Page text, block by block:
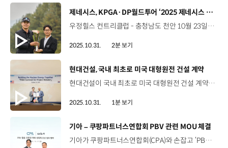
[동영상]
제네시스, KPGA·DP월드투어 ‘2025 제네시스 챔피언십’ 성료
우정힐스 컨트리클럽 - 충청남도 천안 10월 23일부터 나흘간 KPGA 투어·DP 월드투어 공동 주관, ‘2025 제네시스 챕피언십’ 개최 국내외 정상급 선수들 대거 참가 왕좌를 향한 그린 위에서의 치열한 싸움 4라운드 최종 합계 11언더파 273타를 기록한 이정환 선수 우승 상금 68만 달러와 GV80 차량 수여 DP월드투어 2년 시드 획득 국내외에서 활발하게 골프 후원을 이어온 제네시스 ‘제네시스 포인트’ 제도 통해 국내 선수들의 해외 투어 진출 지원 제네시스 챔피언십에서만 만날 수 있는 특별한 공간 선수 및 캐디의 전용 휴식 공간 ‘플레이어스 앤드 캐디스 카페’ (Players Caddies Cafe) 관람객을 위한 ‘팬 빌리지’ 조성 골프·라이프스타일 관련 제네시스 컬렉션 상품 전시 및 판매 ‘제네시스 청주’ 오픈 기념, 조성호 작가의 특별전 공예품이 전시된 ‘제네시스 스위트’ 대회장 곳곳에 GV80와 G80 블랙 등 전시 제네시스만의 차별화된 ‘환대’ 프로그램에 큰 호응 “스포츠와 함께 하는 제네시스만의 럭셔리 브랜드 경험”
2025.10.31. 2분 보기
[동영상]
현대건설, 국내 최초로 미국 대형원전 건설 계약
현대건설이 국내 최초로 미국 대형원전 건설 계약을 체결하며 미국 원전 시장 내 입지를 견고히 쌓아가고 있습니다. 현대건설은 지난 24일, 현대건설 본사 사옥에서 페르미 아메리카(Fermi America)와 ‘복합 에너지 및 인공지능(AI) 캠퍼스’ 내 대형원전 4기 건설에 대한 기본설계 용역 계약을 체결했습니다. 대형원전 4기가 들어설 ‘복합 에너지 및 인공지능(AI) 캠퍼스’는 미국의 에너지 디벨로퍼인 ‘페르미 아메리카’가 조성하는 세계 최대 규모의 민간 전력망 단지인데요. 이번 계약을 토대로 현대건설은 부지 배치 계획 개발, 냉각 방식 검토 등 대형원전 건설의 첫 번째 단계인 기본 설계를 수행하게 됩니다. 현대건설은 앞으로도 양국의 긴밀한 에너지 파트너십을 바탕으로 협력을 강화해 글로벌 원전 시장에 영향력을 확대해 갈 계획입니다.
2025.10.31. 1분 보기
[동영상]
기아 – 쿠팡파트너스연합회 PBV 관련 MOU 체결
기아가 쿠팡파트너스연합회(CPA)와 손잡고 ‘PBV 활용 친환경 택배 생태계 조성’을 위한 업무협약(MOU)을 체결했습니다. 기아는 첫 전동화 전용 PBV인 ‘PV5’의 기획 단계부터 CPA 소속 택배기사들을 대상으로 PV5의 업무 적합성을 실증한 바 있는데요. 이번 협약을 통해 기아와 CPA는 내연기관 중심의 기존 택배 차량들을 PV5 등의 전동화 PBV로 전환해 국내 택배 현장에 친환경 생태계를 조성하는 데 힘을 모으기로 했습니다. 오장원 대외협력위원장 (천우로지스 대표)기아의 다양한 PBV 라인업을 통해 쿠팡의 배송 업무 효율성과 생산성을 한층 높일 수 있을 것으로 기대됩니다. 이번 MOU를 시작으로 기아와의 긴밀한 협력을 이어가며 상호 발전할 수 있는 지속가능한 파트너십을 만들어 가겠습니다. 기아는 앞으로도 현장의 의견을 반영한 PBV 출시와 맞춤 솔루션 제공으로 업무 효율성 향상을 지원할 예정입니다.